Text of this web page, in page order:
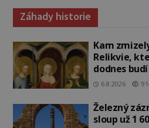
Záhady historie
Kam
Relikvie,
dodnes
6.8.2026
Železný
sloup už 1